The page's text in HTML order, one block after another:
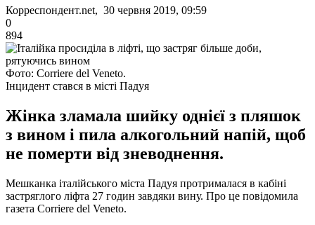
Корреспондент.net, 30 червня 2019, 09:59
0
894
Фото: Corriere del Veneto.
Інцидент стався в місті Падуя
Жінка зламала шийку однієї з пляшок
з вином і пила алкогольний напій, щоб
не померти від зневоднення.
Мешканка італійського міста Падуя протрималася в кабіні
застряглого ліфта 27 годин завдяки вину. Про це повідомила
газета Corriere del Veneto.